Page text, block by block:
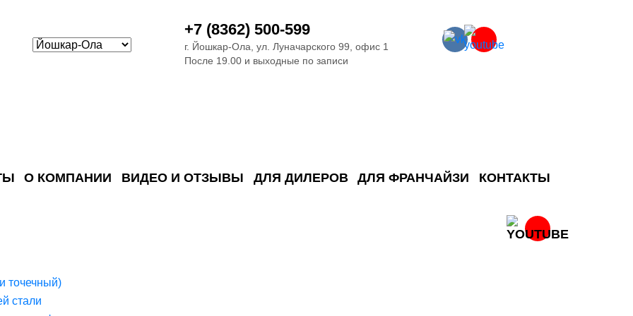
+7 (8362) 500-599
г. Йошкар-Ола, ул. Луначарского 99, офис 1
После 19.00 и выходные по записи
О КОМПАНИИ ВИДЕО И ОТЗЫВЫ ДЛЯ ДИЛЕРОВ ДЛЯ ФРАНЧАЙЗИ КОНТАКТЫ
точечный)
стали